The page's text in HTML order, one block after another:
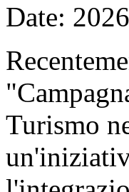
Date:
Turismo